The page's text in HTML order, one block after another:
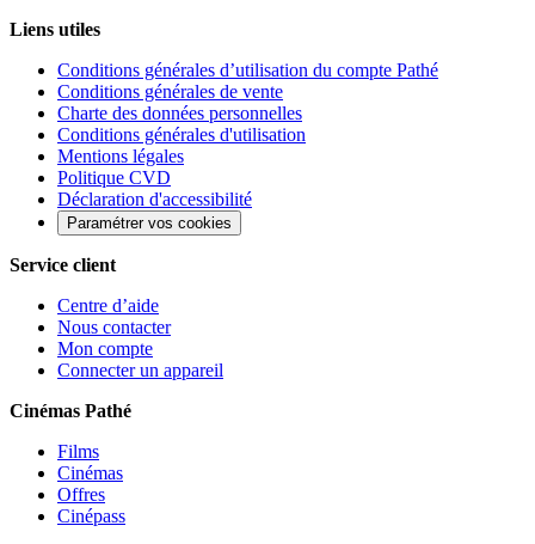
Liens utiles
Conditions générales d’utilisation du compte Pathé
Conditions générales de vente
Charte des données personnelles
Conditions générales d'utilisation
Mentions légales
Politique CVD
Déclaration d'accessibilité
Paramétrer vos cookies
Service client
Centre d’aide
Nous contacter
Mon compte
Connecter un appareil
Cinémas Pathé
Films
Cinémas
Offres
Cinépass